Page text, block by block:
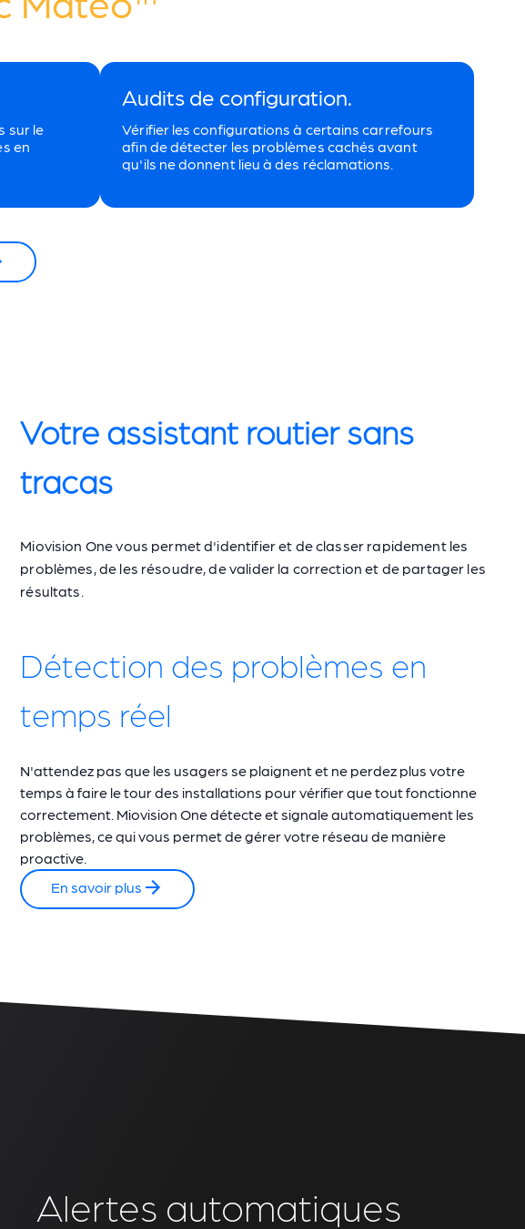
sur le
en
Audits de configuration.
Vérifier les configurations à certains carrefours
afin de détecter les problèmes cachés avant
qu'ils ne donnent lieu à des réclamations.
Votre assistant routier sans
tracas
Miovision One vous permet d'identifier et de classer rapidement les
problèmes, de les résoudre, de valider la correction et de partager les
résultats.
Détection des problèmes en
temps réel
N'attendez pas que les usagers se plaignent et ne perdez plus votre
temps à faire le tour des installations pour vérifier que tout fonctionne
correctement. Miovision One détecte et signale automatiquement les
problèmes, ce qui vous permet de gérer votre réseau de manière
proactive.
En savoir plus
Alertes automatiques